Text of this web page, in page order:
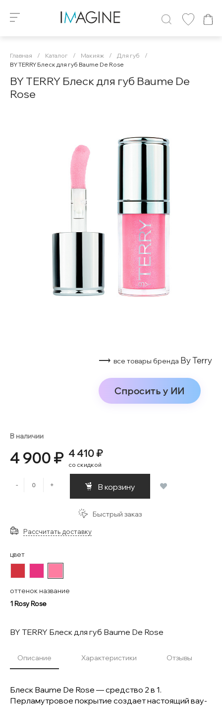
Главная / Каталог / Макияж / Для губ
/
BY TERRY Блеск для губ Baume De Rose
BY TERRY Блеск для губ Baume De
Rose
⟶ все товары бренда By Terry
Спросить у ИИ
В наличии
4 900 ₽ 4 410 ₽
со скидкой
- + В корзину
Быстрый заказ
Рассчитать доставку
цвет
оттенок название
1 Rosy Rose
BY TERRY Блеск для губ Baume De Rose
Описание Характеристики Отзывы
Блеск Baume De Rose — средство 2 в 1.
Перламутровое покрытие создает настоящий вау-